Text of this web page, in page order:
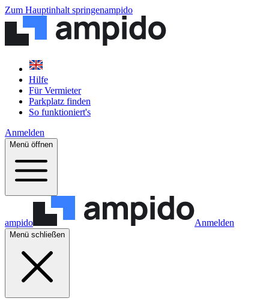
Zum Hauptinhalt springenampido
Hilfe
Für Vermieter
Parkplatz finden
So funktioniert's
Anmelden
Menü öffnen
ampido Anmelden
Menü schließen